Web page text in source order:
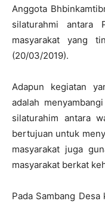
Anggota
silaturahmi antara
masyarakat yang
(20/03/2019).
Adapun kegiatan
adalah
silaturahim antara
bertujuan untuk
masyarakat juga
masyarakat berkat
Pada Sambang